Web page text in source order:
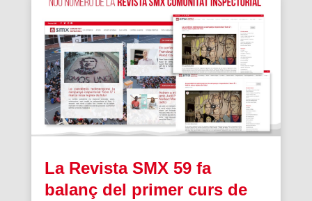
La Revista SMX 59 fa
balanç del primer curs de